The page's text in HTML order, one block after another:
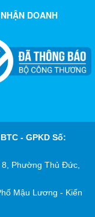
DOANH
- GPKD Số:
Phường Thủ Đức,
Mậu Lương - Kiến